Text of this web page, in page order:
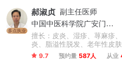
多点执业
郝淑贞 副主任医师
中国中医科学院广安门医院
擅长：皮炎、湿疹、荨麻疹
炎、脂溢性脱发、老年性皮
斑、银屑病、白癜风、扁平
9.7 预约量 587人 从业